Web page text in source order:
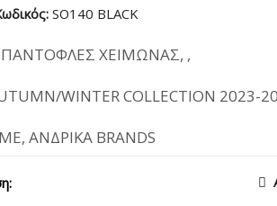
SO140 BLACK
ΠΑΝΤΟΦΛΕΣ ΧΕΙΜΩΝΑΣ, ,
WINTER COLLECTION 2023-
, ΑΝΔΡΙΚΑ BRANDS